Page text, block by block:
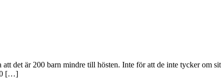
det är 200 barn mindre till hösten. Inte för att de inte tycker om
[…]